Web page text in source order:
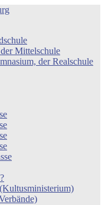
Mittelschule
der Realschule